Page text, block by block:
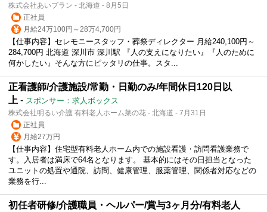
株式会社あいプラン - 北海道 - 8月5日
正社員
月給24万100円～28万4,700円
【仕事内容】セレモニースタッフ・葬祭ディレクター 月給240,100円～
284,700円 北海道 深川市 深川駅 『人の支えになりたい』『人のために
何かしたい』そんな方にピッタリの仕事。スタ...
正看護師/介護施設/常勤・日勤のみ/年間休日120日以
上 - スポンサー：求人ボックス
株式会社明るい介護 有料老人ホーム菜の花 - 北海道 - 7月31日
正社員
月給27万円
【仕事内容】住宅型有料老人ホーム内での施設看護・訪問看護業務で
す。入居者は満床で64名となります。 基本的にはその日担当となった
ユニットの処置や通院、訪問、健康管理、服薬管理、関係者対応などの
業務を行...
初任者研修/介護職員・ヘルパー/賞与3ヶ月分/有料老人